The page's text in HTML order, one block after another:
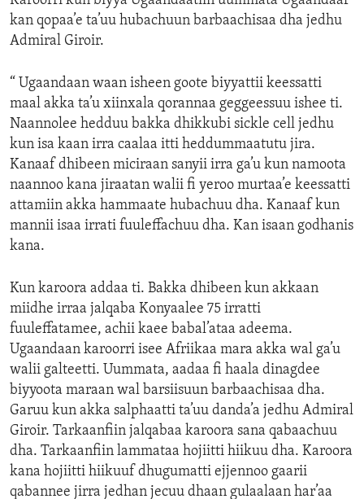
kan qopaa’e ta’uu hubachuun barbaachisaa dha jedhu
Admiral Giroir.
“ Ugaandaan waan isheen goote biyyattii keessatti
maal akka ta’u xiinxala qorannaa geggeessuu ishee ti.
Naannolee hedduu bakka dhikkubi sickle cell jedhu
kun isa kaan irra caalaa itti heddummaatutu jira.
Kanaaf dhibeen miciraan sanyii irra ga’u kun namoota
naannoo kana jiraatan walii fi yeroo murtaa’e keessatti
attamiin akka hammaate hubachuu dha. Kanaaf kun
mannii isaa irrati fuuleffachuu dha. Kan isaan godhanis
kana.
Kun karoora addaa ti. Bakka dhibeen kun akkaan
miidhe irraa jalqaba Konyaalee 75 irratti
fuuleffatamee, achii kaee babal’ataa adeema.
Ugaandaan karoorri isee Afriikaa mara akka wal ga’u
walii galteetti. Uummata, aadaa fi haala dinagdee
biyyoota maraan wal barsiisuun barbaachisaa dha.
Garuu kun akka salphaatti ta’uu danda’a jedhu Admiral
Giroir. Tarkaanfiin jalqabaa karoora sana qabaachuu
dha. Tarkaanfiin lammataa hojiitti hiikuu dha. Karoora
kana hojiitti hiikuuf dhugumatti ejjennoo gaarii
qabannee jirra jedhan jecuu dhaan gulaalaan har’aa